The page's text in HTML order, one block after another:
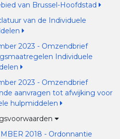
van Brussel-Hoofdstad
van de Individuele
2023 - Omzendbrief
Individuele
2023 - Omzendbrief
aanvragen tot afwijking voor
hulpmiddelen
2018 - Ordonnantie